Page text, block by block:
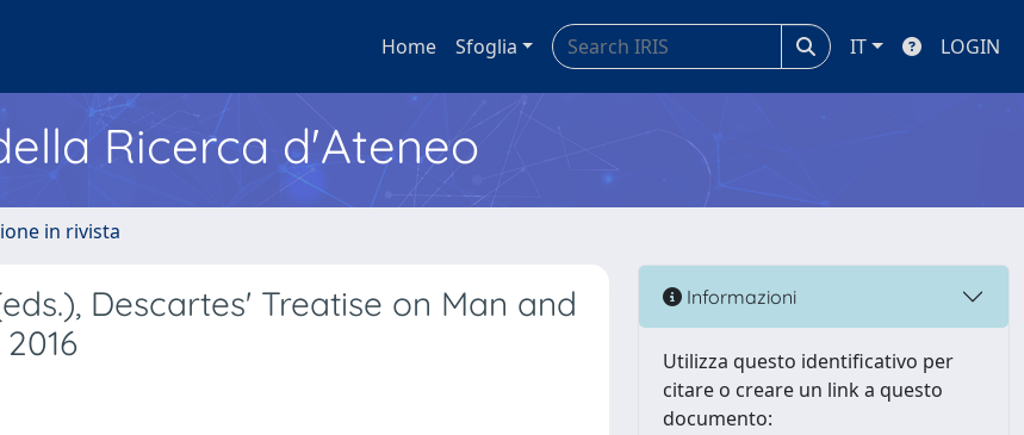
Home Sfoglia IT LOGIN
Ricerca d'Ateneo
in rivista
Descartes' Treatise on Man and
Informazioni
Utilizza questo identificativo per
citare o creare un link a questo
documento: